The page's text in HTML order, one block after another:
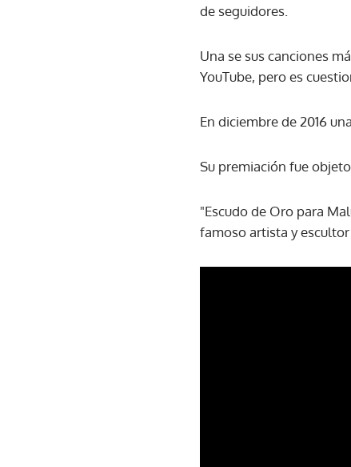
de seguidores.
Una se sus canciones
YouTube, pero es
En diciembre de 2016
Su premiación fue
"Escudo de Oro para
famoso artista y